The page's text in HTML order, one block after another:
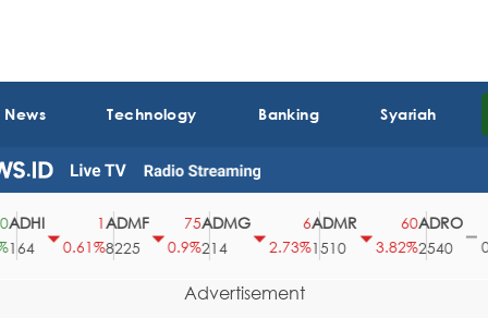
Technology Banking Syariah
0.61%
ADMF
8225
0.9%
ADMG
214
2.73%
ADMR
1510
3.82%
ADRO
2540
Advertisement